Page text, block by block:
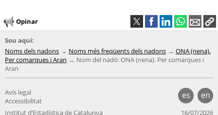
Opinar
Sou aquí:
Noms dels nadons
Noms més freqüents dels nadons
ONA (nena).
Per comarques i Aran
Nom del nadó: ONA (nena). Per comarques i
Aran
es en
Avís legal
Accessibilitat
Institut d’Estadística de Catalunya
16/07/2026